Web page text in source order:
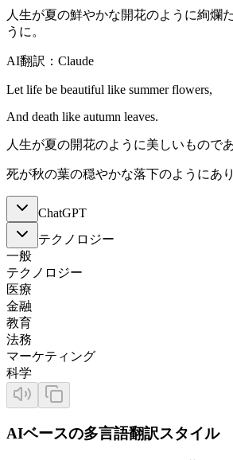
人生が夏の鮮やかな開花のように絢爛
うに。
AI翻訳：Claude
Let life be beautiful like summer flowers,
And death like autumn leaves.
人生が夏の開花のように美しいもので
死が秋の葉の穏やかな落下のようにあ
ChatGPT
テクノロジー
一般
テクノロジー
医療
金融
教育
法務
マーケティング
科学
AIベースの多言語翻訳スタイル